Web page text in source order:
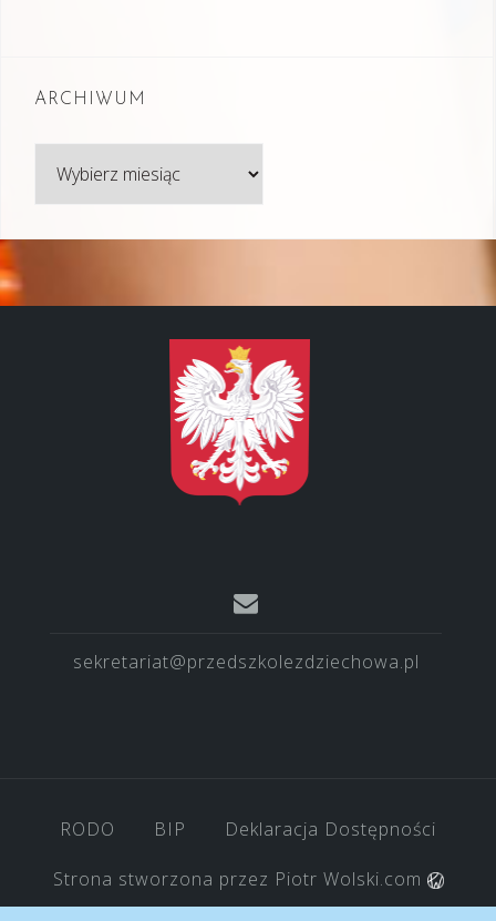
ARCHIWUM
sekretariat@przedszkolezdziechowa.pl
RODO BIP Deklaracja Dostępności
Strona stworzona przez Piotr Wolski.com